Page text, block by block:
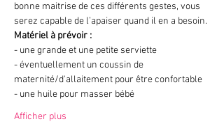
bonne maitrise de ces différents gestes, vous
serez capable de l’apaiser quand il en a besoin.
Matériel à prévoir :
- une grande et une petite serviette
- éventuellement un coussin de
maternité/d'allaitement pour être confortable
- une huile pour masser bébé
Afficher plus